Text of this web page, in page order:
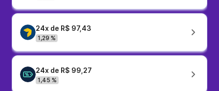
24x de R$ 97,43
1,29 %
24x de R$ 99,27
1,45 %